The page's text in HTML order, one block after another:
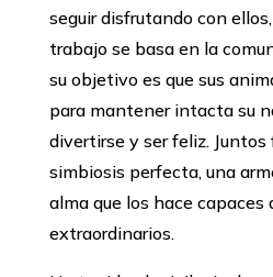
seguir disfrutando con
trabajo se basa en la
su objetivo es que sus
para mantener intacta su
divertirse y ser feliz. Juntos
simbiosis perfecta, una
alma que los hace capaces
extraordinarios.